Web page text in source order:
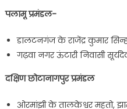
पलामू प्रमंडल-
डालटनगंज के राजेंद्र कुमार
गढ़वा नगर ऊंटारी निवासी
दक्षिण छोटानागपुर प्रमंडल
ओरमांझी के तालकेश्वर महतो,